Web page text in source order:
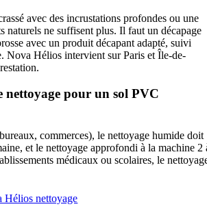
avec des incrustations profondes ou une
naturels ne suffisent plus. Il faut un décapage
avec un produit décapant adapté, suivi
Nova Hélios intervient sur Paris et Île-de-
nettoyage pour un sol PVC
commerces), le nettoyage humide doit
et le nettoyage approfondi à la machine 2
médicaux ou scolaires, le
Hélios nettoyage